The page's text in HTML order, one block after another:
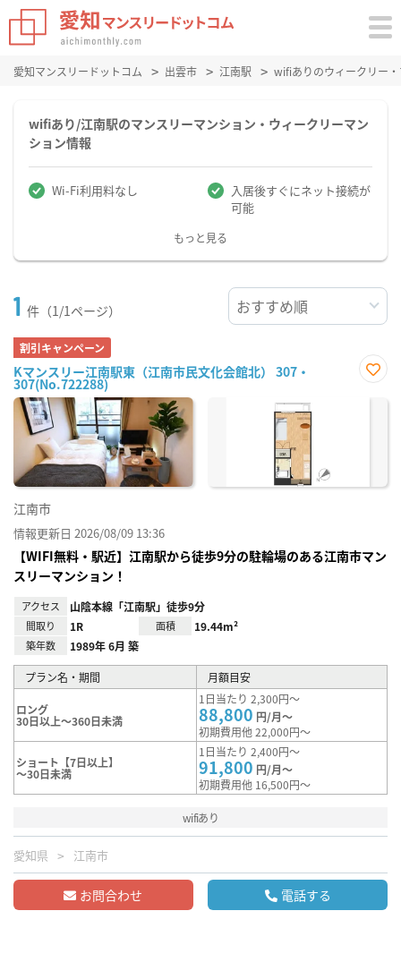
愛知マンスリードットコム 出雲市 江南駅 wifiありのウィークリー
wifiあり/江南駅のマンスリーマンション・ウィークリーマン
ション情報
Wi-Fi利用料なし
入居後すぐにネット接続が
可能
もっと見る
1 件（1/1ページ）
割引キャンペーン
Kマンスリー江南駅東（江南市民文化会館北） 307・
307(No.722288)
に入
江南市
情報更新日 2026/08/09 13:36
【WIFI無料・駅近】江南駅から徒歩9分の駐輪場のある江南市マン
スリーマンション！
アクセス 山陰本線「江南駅」徒歩9分
間取り 1R 面積 19.44m²
築年数 1989年 6月 築
プラン名・期間 月額目安
ロング
30日以上～360日未満
1日当たり 2,300円～
88,800 円/月～
初期費用他 22,000円～
ショート【7日以上】
～30日未満
1日当たり 2,400円～
91,800 円/月～
初期費用他 16,500円～
wifiあり
愛知県 江南市
お問合わせ 電話する